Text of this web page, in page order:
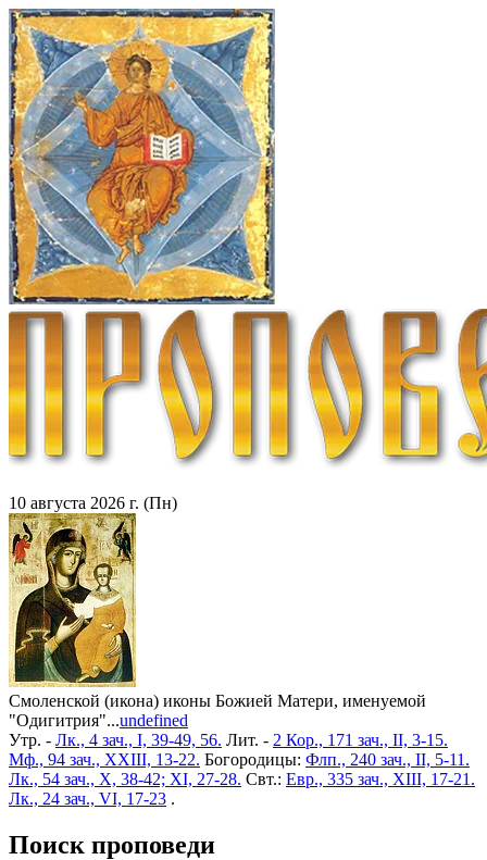
10 августа 2026 г. (Пн)
Смоленской (икона) иконы Божией Матери, именуемой
"Одигитрия"...undefined
Утр. - Лк., 4 зач., I, 39-49, 56. Лит. - 2 Кор., 171 зач., II, 3-15.
Мф., 94 зач., XXIII, 13-22. Богородицы: Флп., 240 зач., II, 5-11.
Лк., 54 зач., X, 38-42; XI, 27-28. Свт.: Евр., 335 зач., XIII, 17-21.
Лк., 24 зач., VI, 17-23 .
Поиск проповеди